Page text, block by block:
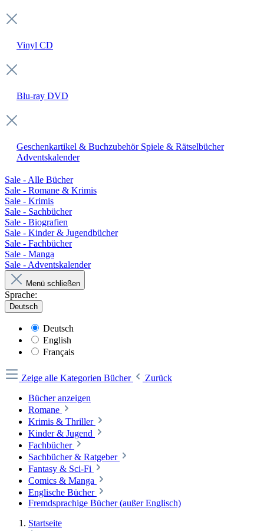
Vinyl CD
Blu-ray DVD
Geschenkartikel & Buchzubehör Spiele & Rätselbücher
Adventskalender
Sale - Alle Bücher
Sale - Romane & Krimis
Sale - Krimis
Sale - Sachbücher
Sale - Biografien
Sale - Kinder & Jugendbücher
Sale - Fachbücher
Sale - Manga
Sale - Adventskalender
Menü schließen
Sprache:
Deutsch
Deutsch
English
Français
Zeige alle Kategorien Bücher
Zurück
Bücher anzeigen
Romane
Krimis & Thriller
Kinder & Jugend
Fachbücher
Sachbücher & Ratgeber
Fantasy & Sci-Fi
Comics & Manga
Englische Bücher
Fremdsprachige Bücher (außer Englisch)
Startseite